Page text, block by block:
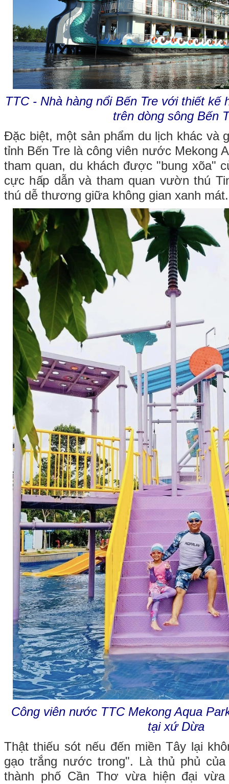
TTC - Nhà hàng nổi Bến Tre với thiết kế
trên dòng sông Bến
Đặc biệt, một sản phẩm du lịch khác và
tỉnh Bến Tre là công viên nước Mekong
tham quan, du khách được "bung xõa"
cực hấp dẫn và tham quan vườn thú
thú dễ thương giữa không gian xanh mát.
Công viên nước TTC Mekong Aqua
tại xứ Dừa
Thật thiếu sót nếu đến miền Tây lại
gạo trắng nước trong". Là thủ phủ
thành phố Cần Thơ vừa hiện đại